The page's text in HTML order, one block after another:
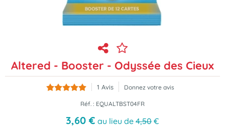
Altered - Booster - Odyssée des Cieux
1 Avis Donnez votre avis
Réf. : EQUALTBST04FR
3,60 € au lieu de 4,50 €